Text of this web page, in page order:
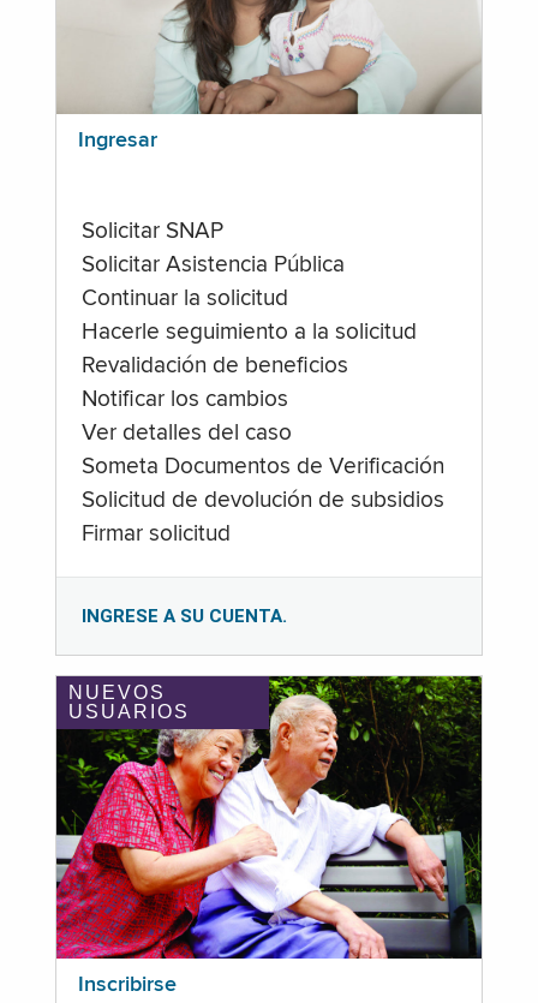
Ingresar
Solicitar SNAP
Solicitar Asistencia Pública
Continuar la solicitud
Hacerle seguimiento a la solicitud
Revalidación de beneficios
Notificar los cambios
Ver detalles del caso
Someta Documentos de Verificación
Solicitud de devolución de subsidios
Firmar solicitud
INGRESE A SU CUENTA.
NUEVOS
USUARIOS
Inscribirse